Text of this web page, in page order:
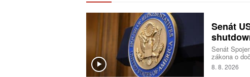
Senát
Senát
zákona o
opatření je
takzvanému
8. 8. 2026